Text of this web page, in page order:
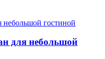
для небольшой